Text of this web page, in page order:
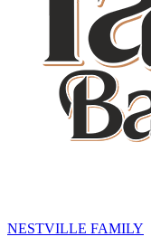
NESTVILLE FAMILY